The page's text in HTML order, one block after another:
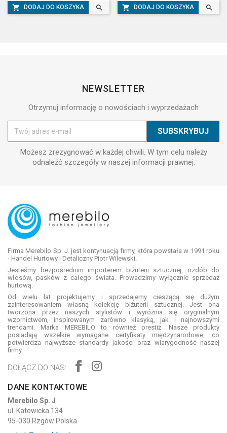
 DODAJ DO KOSZYKA   DODAJ DO KOSZYKA 
NEWSLETTER
Otrzymuj informację o nowościach i wyprzedażach
Możesz zrezygnować w każdej chwili. W tym celu należy
odnaleźć szczegóły w naszej informacji prawnej.
Firma Merebilo Sp. J. jest kontynuacją firmy, która powstała w 1991 roku
- Handel Hurtowy i Detaliczny Piotr Wilewski.
Jesteśmy bezpośrednim importerem biżuterii sztucznej, ozdób do
włosów, pasków z całego świata. Prowadzimy wyłącznie sprzedaż
hurtową.
Od wielu lat projektujemy i sprzedajemy cieszącą się dużym
zainteresowaniem własną kolekcję biżuterii sztucznej. Jest ona
tworzona przez naszych stylistów i wyróżnia się oryginalnym
wzornictwem, inspirowanym zarówno klasyką, jak i najnowszymi
trendami. Marka MEREBILO to również prestiż. Nasze produkty
posiadają wszelkie wymagane certyfikaty międzynarodowe, co
potwierdza najwyższe standardy jakości oraz wiarygodność naszej
firmy.
DOŁĄCZ DO NAS:
DANE KONTAKTOWE
Merebilo Sp. J
ul. Katowicka 134
95-030 Rzgów Polska